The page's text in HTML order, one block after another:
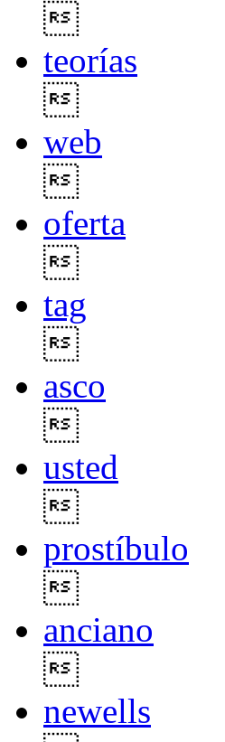
teorías
web
oferta
tag
asco
usted
prostíbulo
anciano
newells